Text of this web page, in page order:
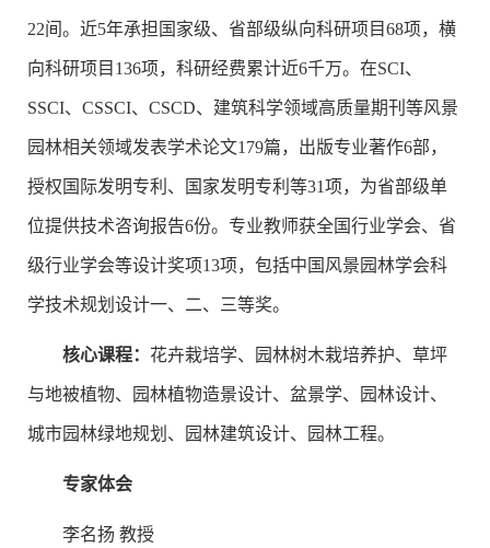
22间。近5年承担国家级、省部级纵向科研项目68项，横
向科研项目136项，科研经费累计近6千万。在SCI、
SSCI、CSSCI、CSCD、建筑科学领域高质量期刊等风景
园林相关领域发表学术论文179篇，出版专业著作6部，
授权国际发明专利、国家发明专利等31项，为省部级单
位提供技术咨询报告6份。专业教师获全国行业学会、省
级行业学会等设计奖项13项，包括中国风景园林学会科
学技术规划设计一、二、三等奖。
核心课程： 花卉栽培学、园林树木栽培养护、草坪
与地被植物、园林植物造景设计、盆景学、园林设计、
城市园林绿地规划、园林建筑设计、园林工程。
专家体会
李名扬 教授